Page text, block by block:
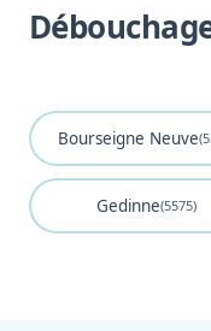
Bourseigne Neuve
Gedinne(5575)